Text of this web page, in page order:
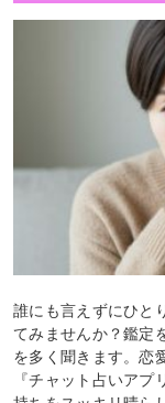
誰にも言えずにひと
てみませんか？鑑定
を多く聞きます。恋
『チャット占いア